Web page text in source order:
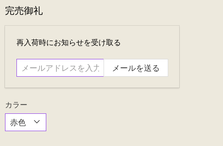
完売御礼
メ
ア
ド
ス
を
入
再入荷時にお知らせを受け取る
カラー